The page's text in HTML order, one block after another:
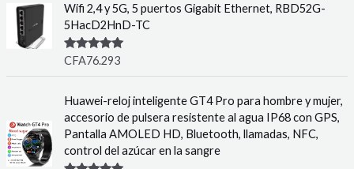
Wifi 2,4 y 5G, 5 puertos Gigabit Ethernet, RBD52G-
5HacD2HnD-TC
Rated5.00
CFA76.293
Huawei-reloj inteligente GT4 Pro para hombre y mujer,
accesorio de pulsera resistente al agua IP68 con GPS,
Pantalla AMOLED HD, Bluetooth, llamadas, NFC,
control del azúcar en la sangre